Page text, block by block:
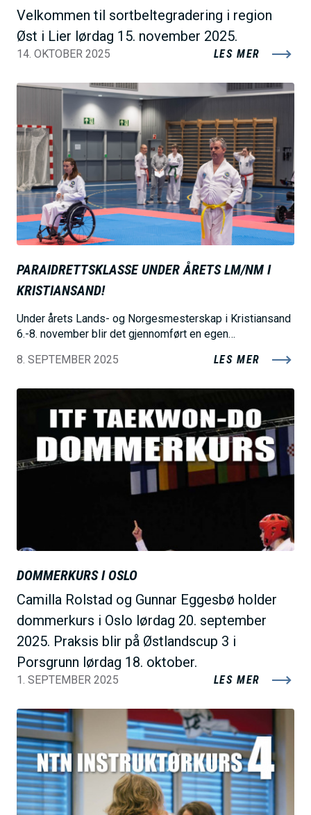
Velkommen til sortbeltegradering i region
Øst i Lier lørdag 15. november 2025.
14. OKTOBER 2025 LES MER
B
l
d
e
PARAIDRETTSKLASSE UNDER ÅRETS LM/NM I
KRISTIANSAND!
Under årets Lands- og Norgesmesterskap i Kristiansand
6.-8. november blir det gjennomført en egen…
8. SEPTEMBER 2025
LES MER
d
DOMMERKURS I OSLO
Camilla Rolstad og Gunnar Eggesbø holder
dommerkurs i Oslo lørdag 20. september
2025. Praksis blir på Østlandscup 3 i
Porsgrunn lørdag 18. oktober.
1. SEPTEMBER 2025 LES MER
B
i
l
d
e